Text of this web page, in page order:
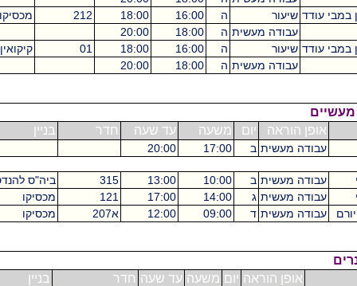
שיעור
ה 18:00
212 מכסיקו
2
עבודה מעשית ה 18:00
20:00
שיעור
ה 18:00
01 קיקואין
2
עבודה מעשית ה 18:00
20:00
יום משעה עד שעה חדר בניין
מעשית ב 17:00
20:00
מעשית ב 10:00
13:00
315 ביה"ס להנדסאים 3
מעשית ג 14:00
17:00
121 מכסיקו
3
מעשית ד 09:00
12:00 א207 מכסיקו 6
יום משעה עד שעה חדר